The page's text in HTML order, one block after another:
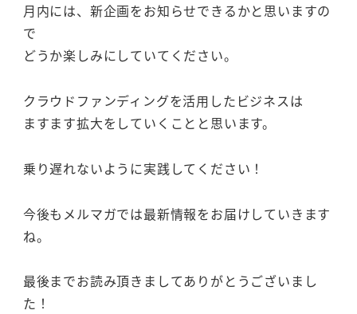
月内には、新企画をお知らせできるかと思いますの
で
どうか楽しみにしていてください。
クラウドファンディングを活用したビジネスは
ますます拡大をしていくことと思います。
乗り遅れないように実践してください！
今後もメルマガでは最新情報をお届けしていきます
ね。
最後までお読み頂きましてありがとうございまし
た！